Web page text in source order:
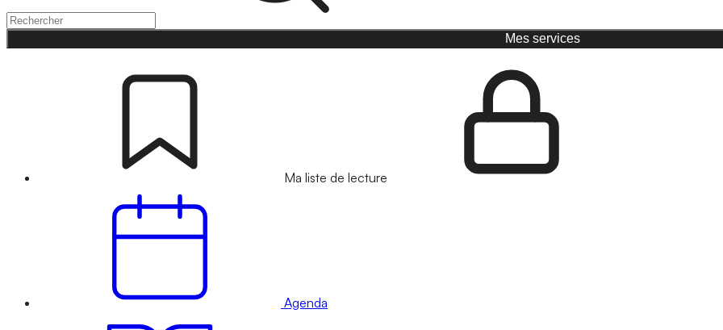
Mes services
Ma liste de lecture
Agenda